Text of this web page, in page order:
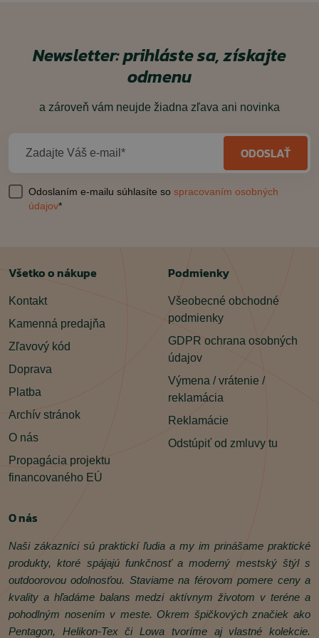
Newsletter: prihláste sa, získajte
odmenu
a zároveň vám neujde žiadna zľava ani novinka
Zadajte Váš e-mail* ODOSLAŤ
Odoslaním e-mailu súhlasíte so spracovaním osobných
údajov*
Všetko o nákupe
Kontakt
Kamenná predajňa
Zľavový kód
Doprava
Platba
Archív stránok
O nás
Propagácia projektu
financovaného EÚ
Podmienky
Všeobecné obchodné
podmienky
GDPR ochrana osobných
údajov
Výmena / vrátenie /
reklamácia
Reklamácie
Odstúpiť od zmluvy tu
O nás
Naši zákazníci sú praktickí ľudia a my im prinášame praktické
produkty, ktoré spájajú funkčnosť a moderný mestský štýl s
outdoorovou odolnosťou. Staviame na férovom pomere ceny a
kvality a hľadáme balans medzi aktívnym životom v teréne a
pohodlným nosením v meste. Okrem špičkových značiek ako
Pentagon, Helikon‑Tex či Lowa tvoríme aj vlastné kolekcie.